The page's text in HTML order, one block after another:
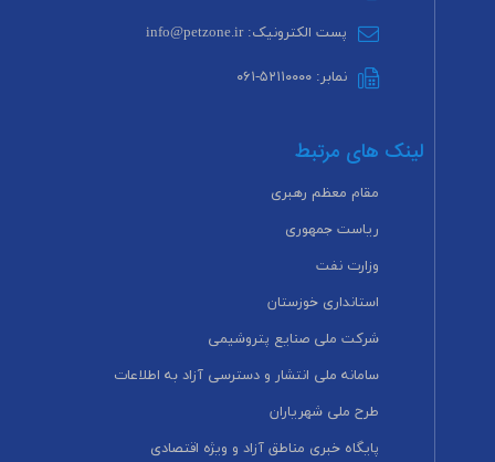
پست الکترونیک: info@petzone.ir
نمابر: ۵۲۱۱۰۰۰۰-۰۶۱
لینک های مرتبط
مقام معظم رهبری
ریاست جمهوری
وزارت نفت
استانداری خوزستان
شرکت ملی صنایع پتروشیمی
سامانه ملی انتشار و دسترسی آزاد به اطلاعات
طرح ملی شهریاران
پایگاه خبری مناطق آزاد و ویژه اقتصادی